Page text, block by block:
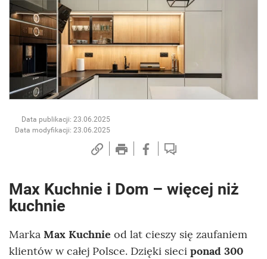
Data publikacji: 23.06.2025
Data modyfikacji: 23.06.2025
Max Kuchnie i Dom – więcej niż
kuchnie
Marka Max Kuchnie od lat cieszy się zaufaniem
klientów w całej Polsce. Dzięki sieci ponad 300